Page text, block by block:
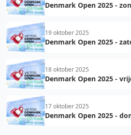
Denmark Open 2025 -
19 oktober 2025
Denmark Open 2025 -
18 oktober 2025
Denmark Open 2025 -
17 oktober 2025
Denmark Open 2025 -